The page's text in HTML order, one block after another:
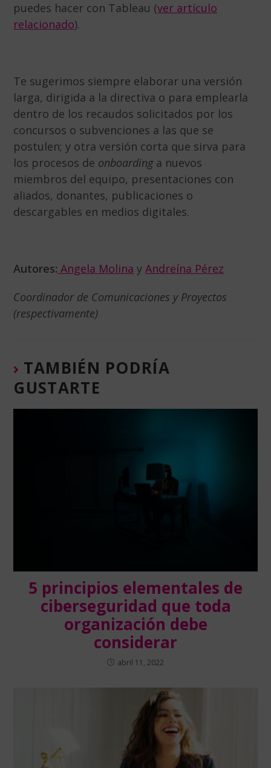
puedes hacer con Tableau (ver artículo
relacionado).
Te sugerimos siempre elaborar una versión
larga, dirigida a la directiva o para emplearla
dentro de los recaudos solicitados por los
concursos o subvenciones a las que se
postulen; y otra versión corta que sirva para
los procesos de onboardinga nuevos
miembros del equipo, presentaciones con
aliados, donantes, publicaciones o
descargables en medios digitales.
Autores: Angela Molina yAndreína Pérez
Coordinador de Comunicaciones y Proyectos
(respectivamente)
TAMBIÉN PODRÍA
GUSTARTE
5 principios elementales de
ciberseguridad que toda
organización debe
considerar
abril 11, 2022